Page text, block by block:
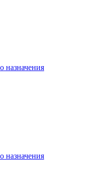
назначения
назначения